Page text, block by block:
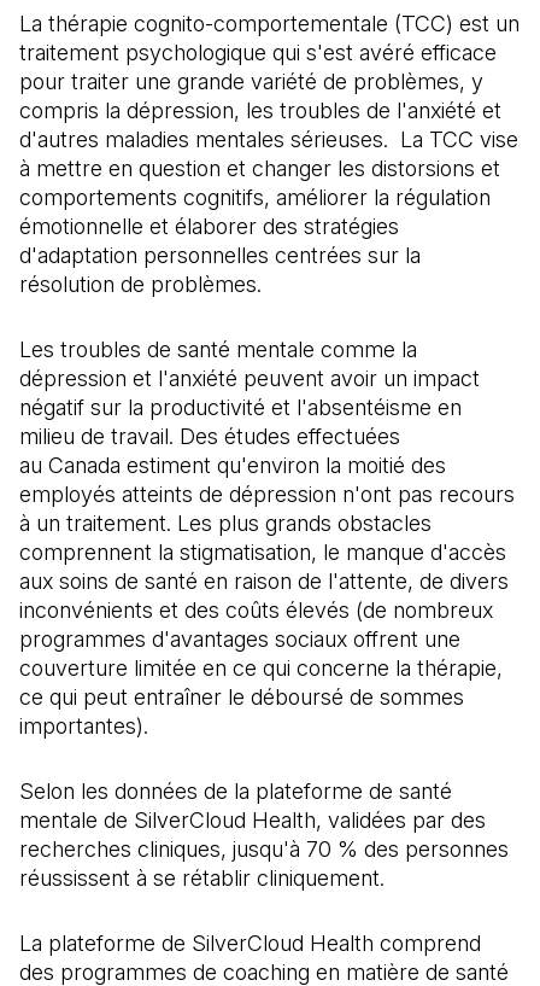
La thérapie cognito-comportementale (TCC) est un
traitement psychologique qui s'est avéré efficace
pour traiter une grande variété de problèmes, y
compris la dépression, les troubles de l'anxiété et
d'autres maladies mentales sérieuses. La TCC vise
à mettre en question et changer les distorsions et
comportements cognitifs, améliorer la régulation
émotionnelle et élaborer des stratégies
d'adaptation personnelles centrées sur la
résolution de problèmes.
Les troubles de santé mentale comme la
dépression et l'anxiété peuvent avoir un impact
négatif sur la productivité et l'absentéisme en
milieu de travail. Des études effectuées
au Canada estiment qu'environ la moitié des
employés atteints de dépression n'ont pas recours
à un traitement. Les plus grands obstacles
comprennent la stigmatisation, le manque d'accès
aux soins de santé en raison de l'attente, de divers
inconvénients et des coûts élevés (de nombreux
programmes d'avantages sociaux offrent une
couverture limitée en ce qui concerne la thérapie,
ce qui peut entraîner le déboursé de sommes
importantes).
Selon les données de la plateforme de santé
mentale de SilverCloud Health, validées par des
recherches cliniques, jusqu'à 70 % des personnes
réussissent à se rétablir cliniquement.
La plateforme de SilverCloud Health comprend
des programmes de coaching en matière de santé